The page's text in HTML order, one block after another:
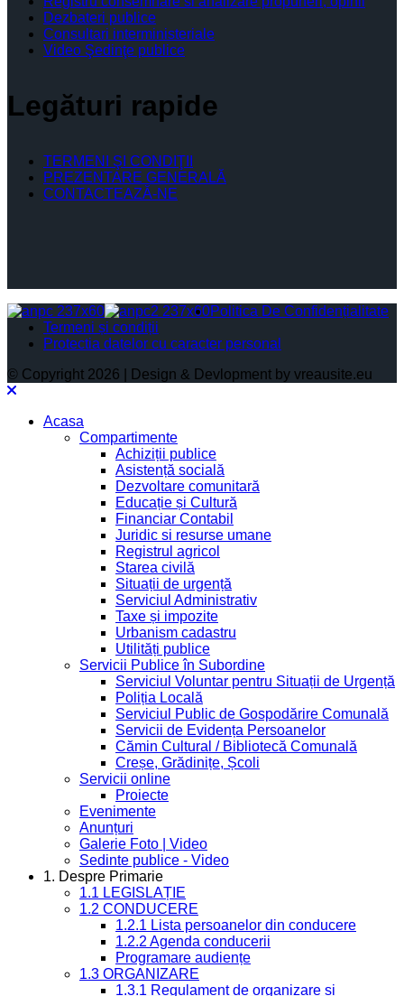
Dezbateri publice
Consultari interministeriale
Video Şedinţe publice
Legături rapide
TERMENI ŞI CONDIŢII
PREZENTARE GENERALĂ
CONTACTEAZĂ-NE
Politica De Confidențialitate
Termeni și condiții
Protectia datelor cu caracter personal
© Copyright 2026 | Design & Devlopment by vreausite.eu
Acasa
Compartimente
Achiziții publice
Asistență socială
Dezvoltare comunitară
Educație și Cultură
Financiar Contabil
Juridic si resurse umane
Registrul agricol
Starea civilă
Situații de urgență
Serviciul Administrativ
Taxe și impozite
Urbanism cadastru
Utilități publice
Servicii Publice în Subordine
Serviciul Voluntar pentru Situații de Urgență
Poliția Locală
Serviciul Public de Gospodărire Comunală
Servicii de Evidența Persoanelor
Cămin Cultural / Bibliotecă Comunală
Creșe, Grădinițe, Școli
Servicii online
Proiecte
Evenimente
Anunțuri
Galerie Foto | Video
Sedinte publice - Video
1. Despre Primarie
1.1 LEGISLAȚIE
1.2 CONDUCERE
1.2.1 Lista persoanelor din conducere
1.2.2 Agenda conducerii
Programare audiențe
1.3 ORGANIZARE
1.3.1 Regulament de organizare și